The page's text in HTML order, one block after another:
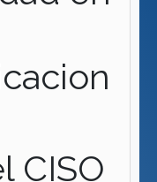
CISO